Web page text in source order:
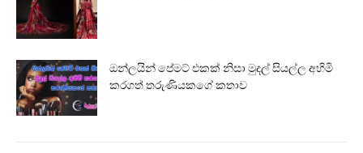
ඔන්ලයින් පේමට් එකක් නිසා මුදල් සියල්ල අහිමි
කරගත් තරුණියකගේ කතාව